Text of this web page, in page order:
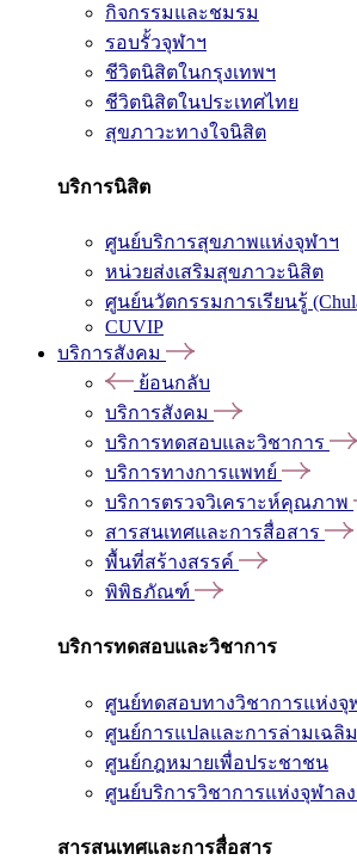
กิจกรรมและชมรม
รอบรั้วจุฬาฯ
ชีวิตนิสิตในกรุงเทพฯ
ชีวิตนิสิตในประเทศไทย
สุขภาวะทางใจนิสิต
บริการนิสิต
ศูนย์บริการสุขภาพแห่งจุฬาฯ
หน่วยส่งเสริมสุขภาวะนิสิต
ศูนย์นวัตกรรมการเรียนรู้
CUVIP
บริการสังคม
ย้อนกลับ
บริการสังคม
บริการทดสอบและวิชาการ
บริการทางการแพทย์
บริการตรวจวิเคราะห์คุณภาพ
สารสนเทศและการสื่อสาร
พื้นที่สร้างสรรค์
พิพิธภัณฑ์
บริการทดสอบและวิชาการ
ศูนย์ทดสอบทางวิชาการแห่งจุ
ศูนย์การแปลและการล่ามเฉลิ
ศูนย์กฎหมายเพื่อประชาชน
ศูนย์บริการวิชาการแห่งจุฬาล
สารสนเทศและการสื่อสาร